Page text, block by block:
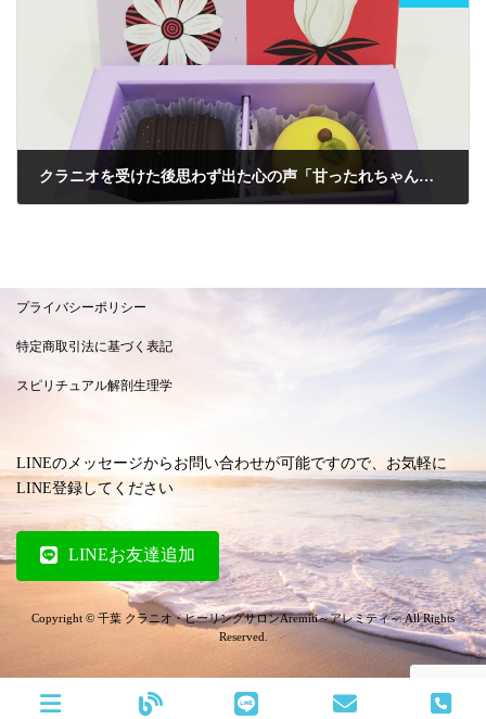
クラニオを受けた後思わず出た心の声「甘ったれちゃんな足だ（笑）」
プライバシーポリシー
特定商取引法に基づく表記
スピリチュアル解剖生理学
LINEのメッセージからお問い合わせが可能ですので、お気軽に
LINE登録してください
LINEお友達追加
Copyright © 千葉 クラニオ・ヒーリングサロンAremiti～アレミティ～ All Rights
Reserved.